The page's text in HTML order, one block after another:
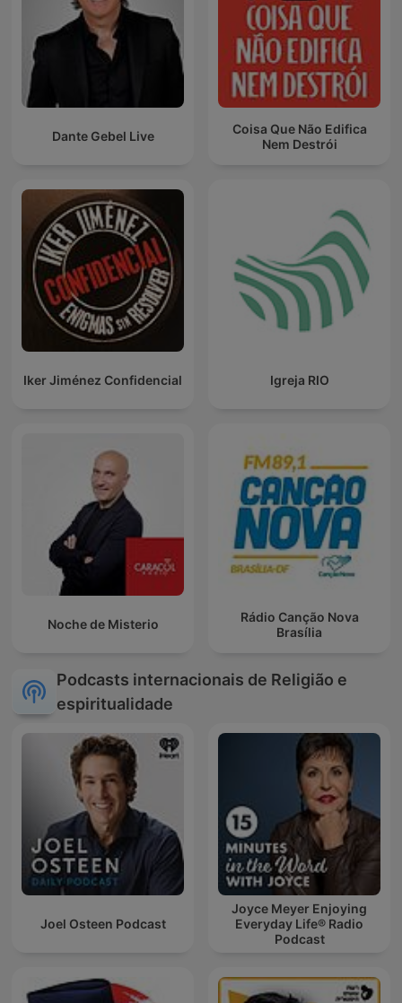
Dante Gebel Live
Coisa Que Não Edifica
Nem Destrói
Iker Jiménez Confidencial Igreja RIO
Noche de Misterio
Rádio Canção Nova
Brasília
Podcasts internacionais de Religião e
espiritualidade
Joel Osteen Podcast
Joyce Meyer Enjoying
Everyday Life® Radio
Podcast